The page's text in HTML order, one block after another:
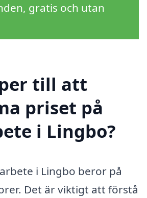
gratis och utan
till att
priset på
i Lingbo?
i Lingbo beror på
Det är viktigt att förstå